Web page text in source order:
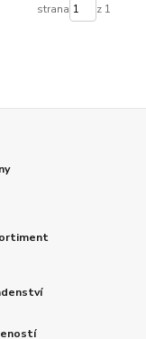
strana z 1